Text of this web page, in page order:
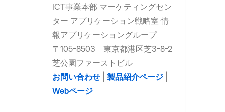
ICT事業本部 マーケティングセン
ター アプリケーション戦略室 情
報アプリケーショングループ
〒105-8503 東京都港区芝3-8-2
芝公園ファーストビル
お問い合わせ| 製品紹介ページ
Webページ